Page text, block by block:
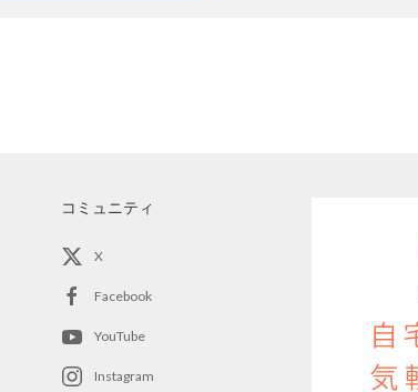
コミュニティ
X
Facebook
YouTube
Instagram